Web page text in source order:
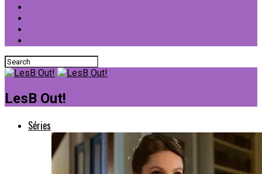
LesB Out!
Séries